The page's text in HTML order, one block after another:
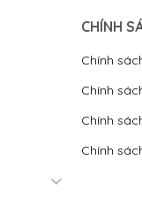
CHÍNH
Chính
Chính
Chính
Chính